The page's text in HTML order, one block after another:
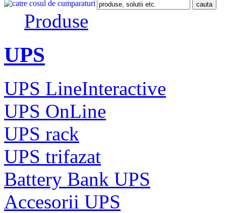
Produse
UPS
UPS LineInteractive
UPS OnLine
UPS rack
UPS trifazat
Battery Bank UPS
Accesorii UPS